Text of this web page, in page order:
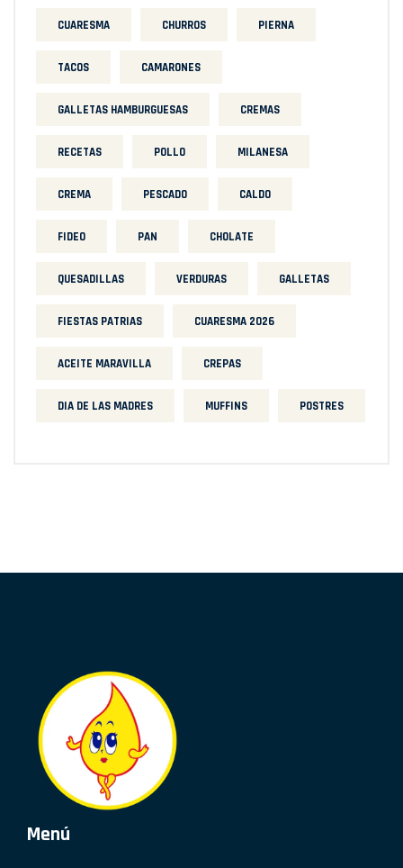
CUARESMA CHURROS PIERNA
TACOS CAMARONES
GALLETAS HAMBURGUESAS CREMAS
RECETAS POLLO MILANESA
CREMA PESCADO CALDO
FIDEO PAN CHOLATE
QUESADILLAS VERDURAS GALLETAS
FIESTAS PATRIAS CUARESMA 2026
ACEITE MARAVILLA CREPAS
DIA DE LAS MADRES MUFFINS POSTRES
Menú